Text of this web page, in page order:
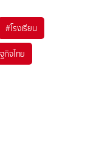
#โรงเรียน
กิจไทย